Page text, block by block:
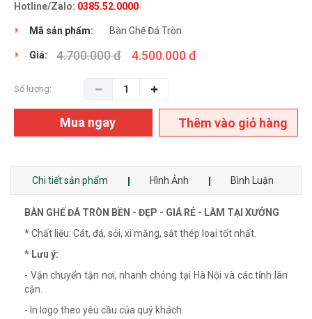
Hotline/Zalo: 0385.52.0000
Mã sản phẩm: Bàn Ghế Đá Tròn
Giá: 4.700.000 đ 4.500.000 đ
Số lượng:
Mua ngay Thêm vào giỏ hàng
Chi tiết sản phẩm Hình Ảnh Bình Luận
BÀN GHẾ ĐÁ TRÒN BỀN - ĐẸP - GIÁ RẺ - LÀM TẠI XƯỞNG
* Chất liệu: Cát, đá, sỏi, xi măng, sắt thép loại tốt nhất.
* Lưu ý:
- Vận chuyển tận nơi, nhanh chóng tại Hà Nội và các tỉnh lân
cận.
- In logo theo yêu cầu của quý khách.